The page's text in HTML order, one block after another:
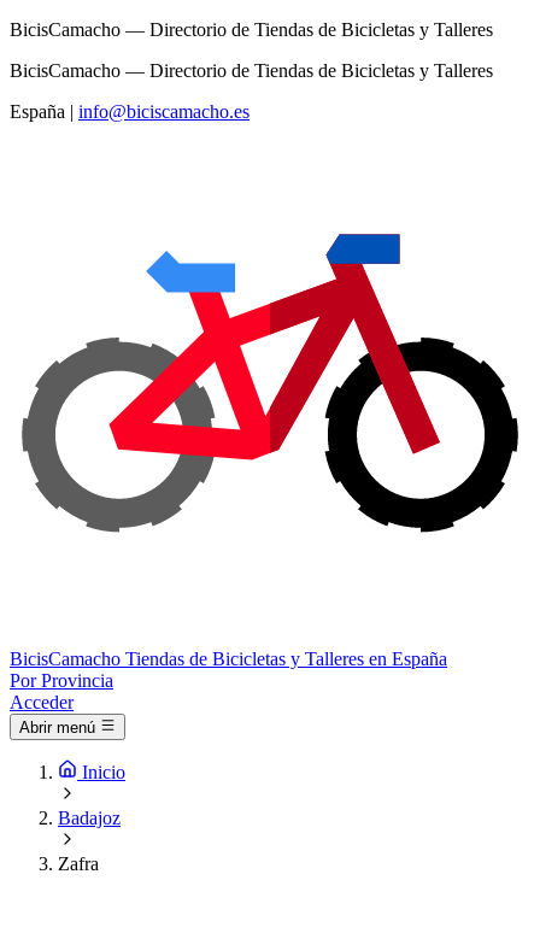
BicisCamacho — Directorio de Tiendas de Bicicletas y Talleres
BicisCamacho — Directorio de Tiendas de Bicicletas y Talleres
España | info@biciscamacho.es
BicisCamacho Tiendas de Bicicletas y Talleres en España
Por Provincia
Acceder
Abrir menú
Inicio
Badajoz
Zafra